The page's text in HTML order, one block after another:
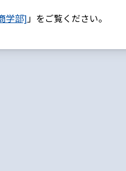
学部] 」をご覧ください。